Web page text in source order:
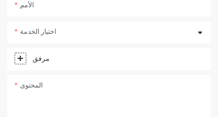
الأمم
اختيار الخدمة
مرفق
المحتوى